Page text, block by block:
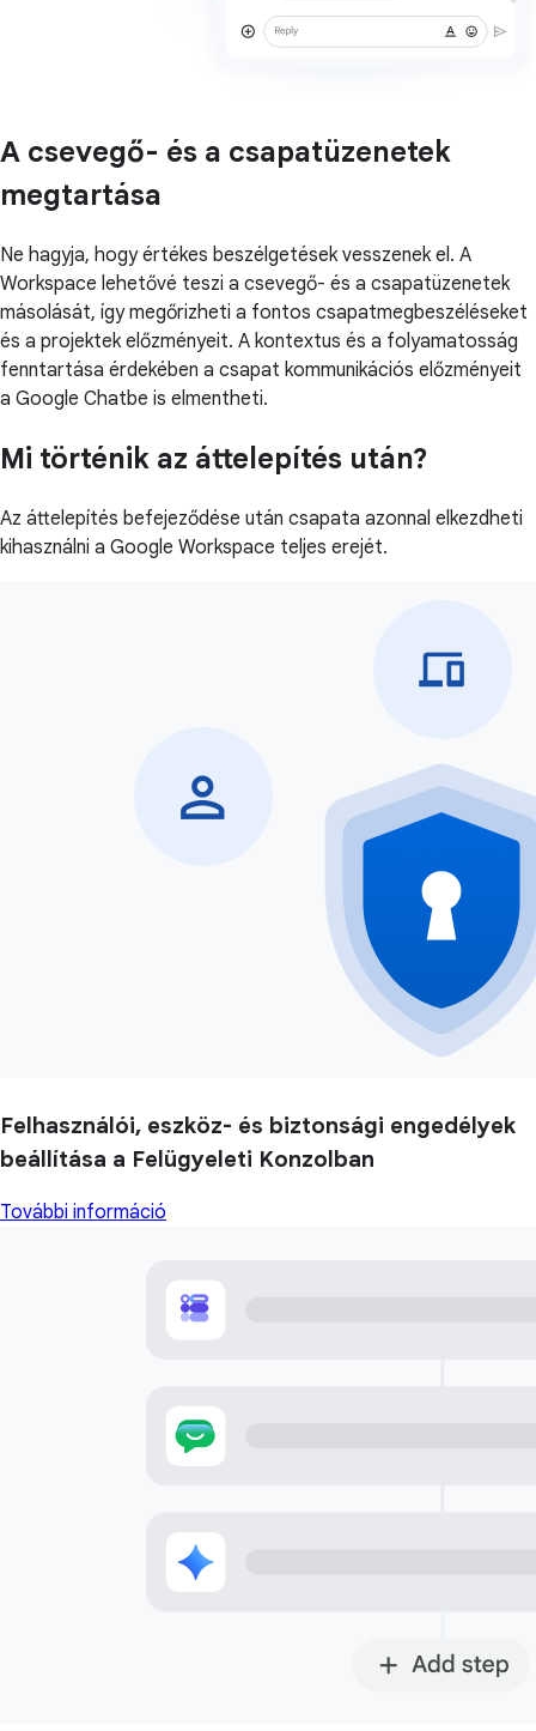
A csevegő- és a csapatüzenetek
megtartása
Ne hagyja, hogy értékes beszélgetések vesszenek el. A
Workspace lehetővé teszi a csevegő- és a csapatüzenetek
másolását, így megőrizheti a fontos csapatmegbeszéléseket
és a projektek előzményeit. A kontextus és a folyamatosság
fenntartása érdekében a csapat kommunikációs előzményeit
a Google Chatbe is elmentheti.
Mi történik az áttelepítés után?
Az áttelepítés befejeződése után csapata azonnal elkezdheti
kihasználni a Google Workspace teljes erejét.
Felhasználói, eszköz- és biztonsági engedélyek
beállítása a Felügyeleti Konzolban
További információ